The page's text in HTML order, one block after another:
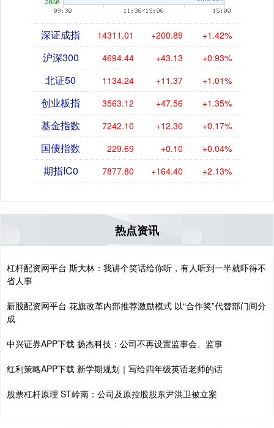
深证成指 14311.01 +200.89 +1.42%
沪深300 4694.44 +43.13 +0.93%
北证50 1134.24 +11.37 +1.01%
创业板指 3563.12 +47.56 +1.35%
基金指数 7242.10 +12.30 +0.17%
国债指数 229.69 +0.10 +0.04%
期指IC0 7877.80 +164.40 +2.13%
热点资讯
杠杆配资网平台 斯大林：我讲个笑话给你听，有人听到一半就吓得不
省人事
新股配资网平台 花旗改革内部推荐激励模式 以“合作奖”代替部门间分
成
中兴证券APP下载 扬杰科技：公司不再设置监事会、监事
红利策略APP下载 新学期规划｜写给四年级英语老师的话
股票杠杆原理 ST岭南：公司及原控股股东尹洪卫被立案